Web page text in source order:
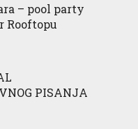
– pool party
Rooftopu
PISANJA